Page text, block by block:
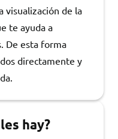
visualización de la
te ayuda a
De esta forma
directamente y
hay?